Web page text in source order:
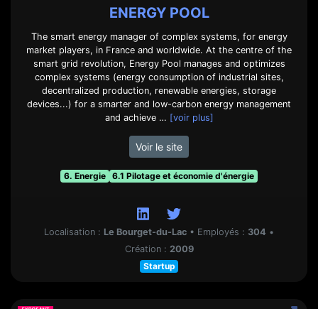
ENERGY POOL
The smart energy manager of complex systems, for energy
market players, in France and worldwide. At the centre of the
smart grid revolution, Energy Pool manages and optimizes
complex systems (energy consumption of industrial sites,
decentralized production, renewable energies, storage
devices...) for a smarter and low-carbon energy management
and achieve … [voir plus]
Voir le site
6. Energie 6.1 Pilotage et économie d'énergie
Localisation : Le Bourget-du-Lac • Employés : 304 •
Création : 2009
Startup